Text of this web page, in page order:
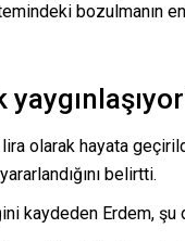
bozulmanın
lira olarak hayata
belirtti.
kaydeden Erdem, şu